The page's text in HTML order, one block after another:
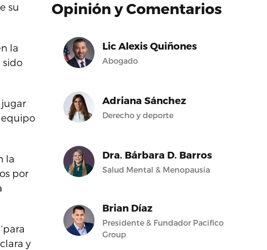
su
la
sido
equipo
la
por
y
Opinión y Comentarios
Lic Alexis Quiñones
Abogado
Adriana Sánchez
Derecho y deporte
Dra. Bárbara D. Barros
Salud Mental & Menopausia
Brian Díaz
Presidente & Fundador Pacifico
Group